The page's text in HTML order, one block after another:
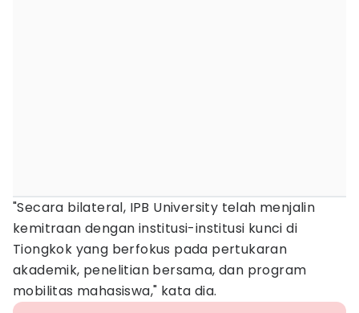
"Secara bilateral, IPB University telah menjalin
kemitraan dengan institusi-institusi kunci di
Tiongkok yang berfokus pada pertukaran
akademik, penelitian bersama, dan program
mobilitas mahasiswa," kata dia.